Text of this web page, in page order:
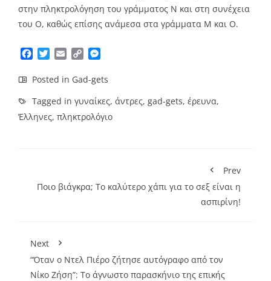
στην πληκτρολόγηση του γράμματος Ν και στη συνέχεια
του Ο, καθώς επίσης ανάμεσα στα γράμματα Μ και Ο.
Facebook
TwitterEmailCopy
Posted in Gad-gets
Tagged in γυναίκες, άντρες, gad-gets, έρευνα,
Έλληνες, πληκτρολόγιο
Prev
Ποιο βιάγκρα; Το καλύτερο χάπι για το σεξ είναι η
ασπιρίνη!
Next
“Όταν ο Ντελ Πιέρο ζήτησε αυτόγραφο από τον
Νίκο Ζήση”: Το άγνωστο παρασκήνιο της επικής